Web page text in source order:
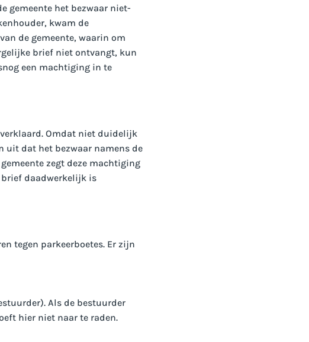
gemeente het bezwaar niet-
kwam de
de gemeente, waarin om
brief niet ontvangt, kun
een machtiging in te
Omdat niet duidelijk
uit dat het bezwaar namens de
zegt deze machtiging
brief daadwerkelijk is
tegen parkeerboetes. Er zijn
Als de bestuurder
hier niet naar te raden.